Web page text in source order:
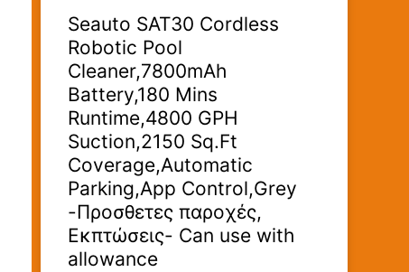
Seauto SAT30 Cordless
Robotic Pool
Cleaner,7800mAh
Battery,180 Mins
Runtime,4800 GPH
Suction,2150 Sq.Ft
Coverage,Automatic
Parking,App Control,Grey
-Προσθετες παροχές,
Εκπτώσεις- Can use with
allowance